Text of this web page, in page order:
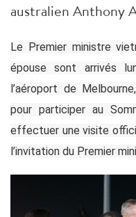
australien Anthony
Le Premier ministre
épouse sont arrivés
l’aéroport de
pour participer au
effectuer une visite
l’invitation du Premier